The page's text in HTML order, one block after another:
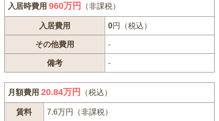
入居時費用960万円 （非課税）
入居費用 0円（税込）
その他費用 -
備考 -
月額費用20.84万円 （税込）
賃料 7.6万円（非課税）